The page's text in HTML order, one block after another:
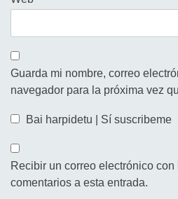
Guarda mi nombre, correo
navegador para la próxima vez
Bai harpidetu | Sí suscribeme
Recibir un correo electrónico
comentarios a esta entrada.